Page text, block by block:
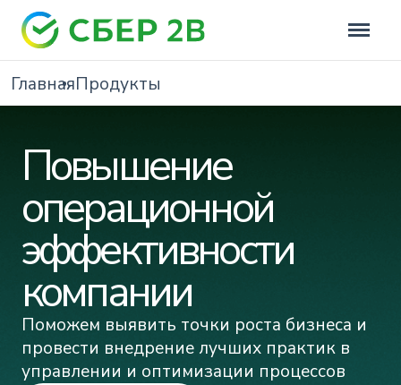
ГлавнаяПродукты
Повышение
операционной
эффективности
компании
Поможем выявить точки роста бизнеса и
провести внедрение лучших практик в
управлении и оптимизации процессов